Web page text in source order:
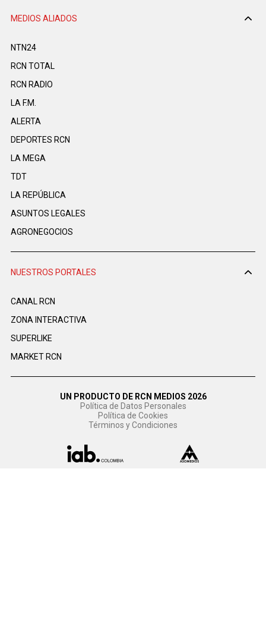
MEDIOS ALIADOS
NTN24
RCN TOTAL
RCN RADIO
LA F.M.
ALERTA
DEPORTES RCN
LA MEGA
TDT
LA REPÚBLICA
ASUNTOS LEGALES
AGRONEGOCIOS
NUESTROS PORTALES
CANAL RCN
ZONA INTERACTIVA
SUPERLIKE
MARKET RCN
UN PRODUCTO DE RCN MEDIOS 2026
Política de Datos Personales
Política de Cookies
Términos y Condiciones